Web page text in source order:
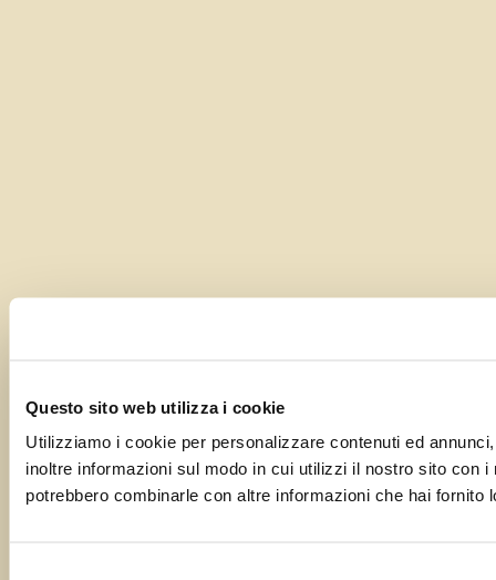
Questo sito web utilizza i cookie
Utilizziamo i cookie per personalizzare contenuti ed
inoltre informazioni sul modo in cui utilizzi il nostro sito con
potrebbero combinarle con altre informazioni che hai